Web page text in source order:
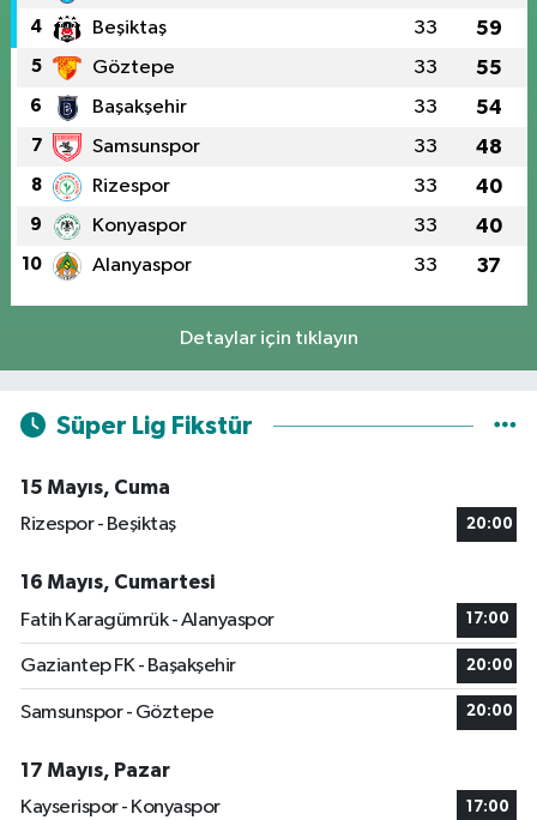
4 Beşiktaş 33 59
5 Göztepe 33 55
6 Başakşehir 33 54
7 Samsunspor 33 48
8 Rizespor 33 40
9 Konyaspor 33 40
10 Alanyaspor 33 37
Detaylar için tıklayın
Süper Lig Fikstür
15 Mayıs, Cuma
Rizespor - Beşiktaş
20:00
16 Mayıs, Cumartesi
Fatih Karagümrük - Alanyaspor
17:00
Gaziantep FK - Başakşehir 20:00
Samsunspor - Göztepe 20:00
17 Mayıs, Pazar
Kayserispor - Konyaspor
17:00